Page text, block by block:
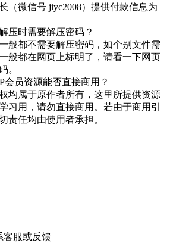
（微信号 jiyc2008）提供付款信息为
压时需要解压密码？
般都不需要解压密码，如个别文件需
般都在网页上标明了，请看一下网页
。
会员资源能否直接商用？
均属于原作者所有，这里所提供资源
习用，请勿直接商用。若由于商用引
责任均由使用者承担。
客服或反馈